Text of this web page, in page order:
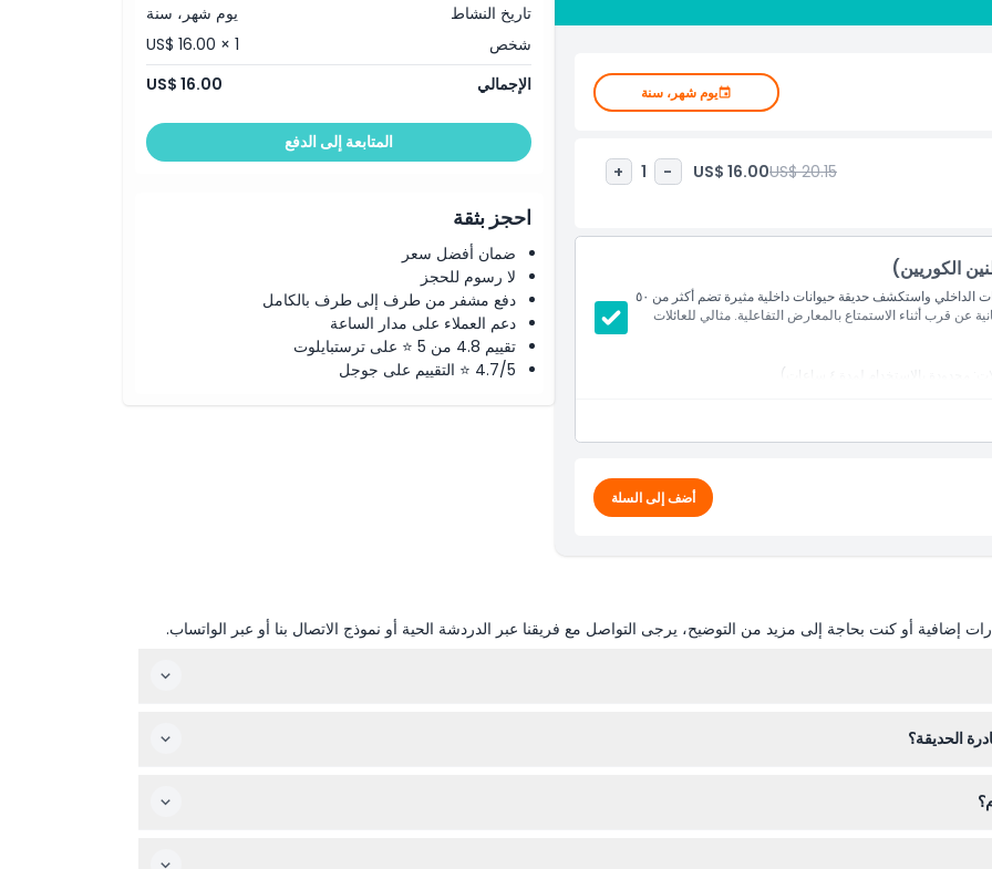
بدءًا من المخلوقات اللطيفة والمرحة إلى الأنواع النادرة
معًا في بيئة ممتعة وآمنة. سواء كنت تبحث عن رحلة عائلية
يوم شهر، سنة
US$ 20.15
US$ 16.00
-
1
+
الكوريين)
احصل على تذكرة غيونغجي هانام زولونج زولونج لمتنزه الحيوانات الداخلي واستكشف حديقة حيوانات داخلية مثيرة تضم أكثر من ٥٠
عن قرب أثناء الاستمتاع بالمعارض التفاعلية. مثالي للعائلات
بالاستخدام لمدة ٤ ساعات)
أضف إلى السلة
تاريخ النشاط
يوم شهر، سنة
شخص
US$ 16.00 × 1
الإجمالي
US$ 16.00
المتابعة إلى الدفع
احجز بثقة
ضمان أفضل سعر
لا رسوم للحجز
دفع مشفر من طرف إلى طرف بالكامل
دعم العملاء على مدار الساعة
تقييم 4.8 من 5 ⭐ على ترستبايلوت
4.7/5 ⭐ التقييم على جوجل
إضافية أو كنت بحاجة إلى مزيد من التوضيح، يرجى التواصل مع فريقنا عبر الدردشة الحية أو نموذج الاتصال بنا أو عبر الواتساب.
الحديقة؟